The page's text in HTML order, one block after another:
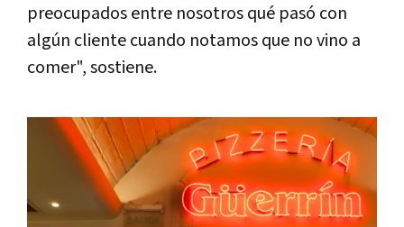
preocupados entre nosotros qué pasó con
algún cliente cuando notamos que no vino a
comer", sostiene.